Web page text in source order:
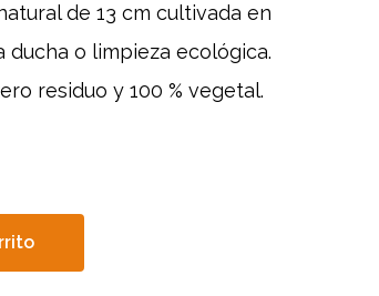
de 13 cm cultivada en
ducha o limpieza ecológica.
residuo y 100 % vegetal.